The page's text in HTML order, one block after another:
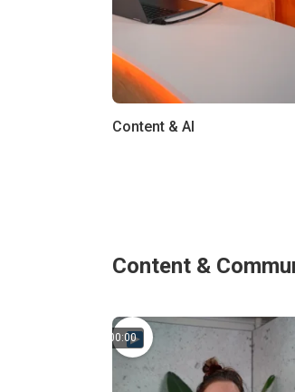
Content & AI
Content &
00:00